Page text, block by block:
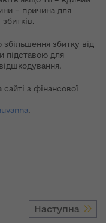
– причина для
збільшення збитку від
підставою для
з фінансової
.
Наступна